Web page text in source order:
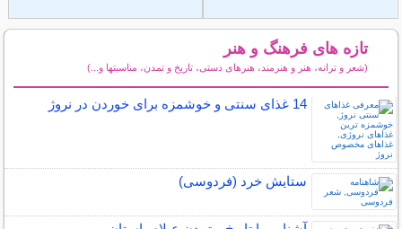
تازه های فرهنگ و هنر
(شعر و ترانه، هنر و هنرمند، هنرهای دستی، تاریخ و تمدن، مناسبتها و...)
14 غذای سنتی و خوشمزه برای خوردن در نروژ
ستایش خرد (فردوسی)